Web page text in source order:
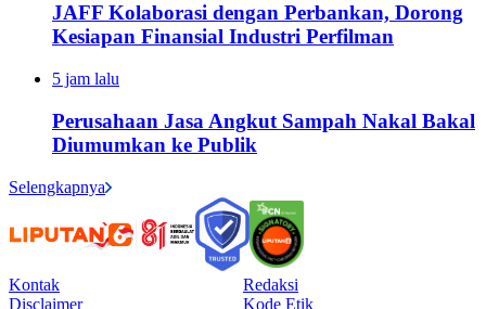
JAFF Kolaborasi dengan Perbankan, Dorong
Kesiapan Finansial Industri Perfilman
5 jam lalu
Perusahaan Jasa Angkut Sampah Nakal Bakal
Diumumkan ke Publik
Selengkapnya
Kontak
Redaksi
Disclaimer
Kode Etik